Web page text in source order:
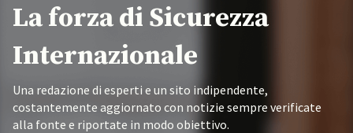
La forza di Sicurezza
Internazionale
Una redazione di esperti e un sito indipendente,
costantemente aggiornato con notizie sempre verificate
alla fonte e riportate in modo obiettivo.